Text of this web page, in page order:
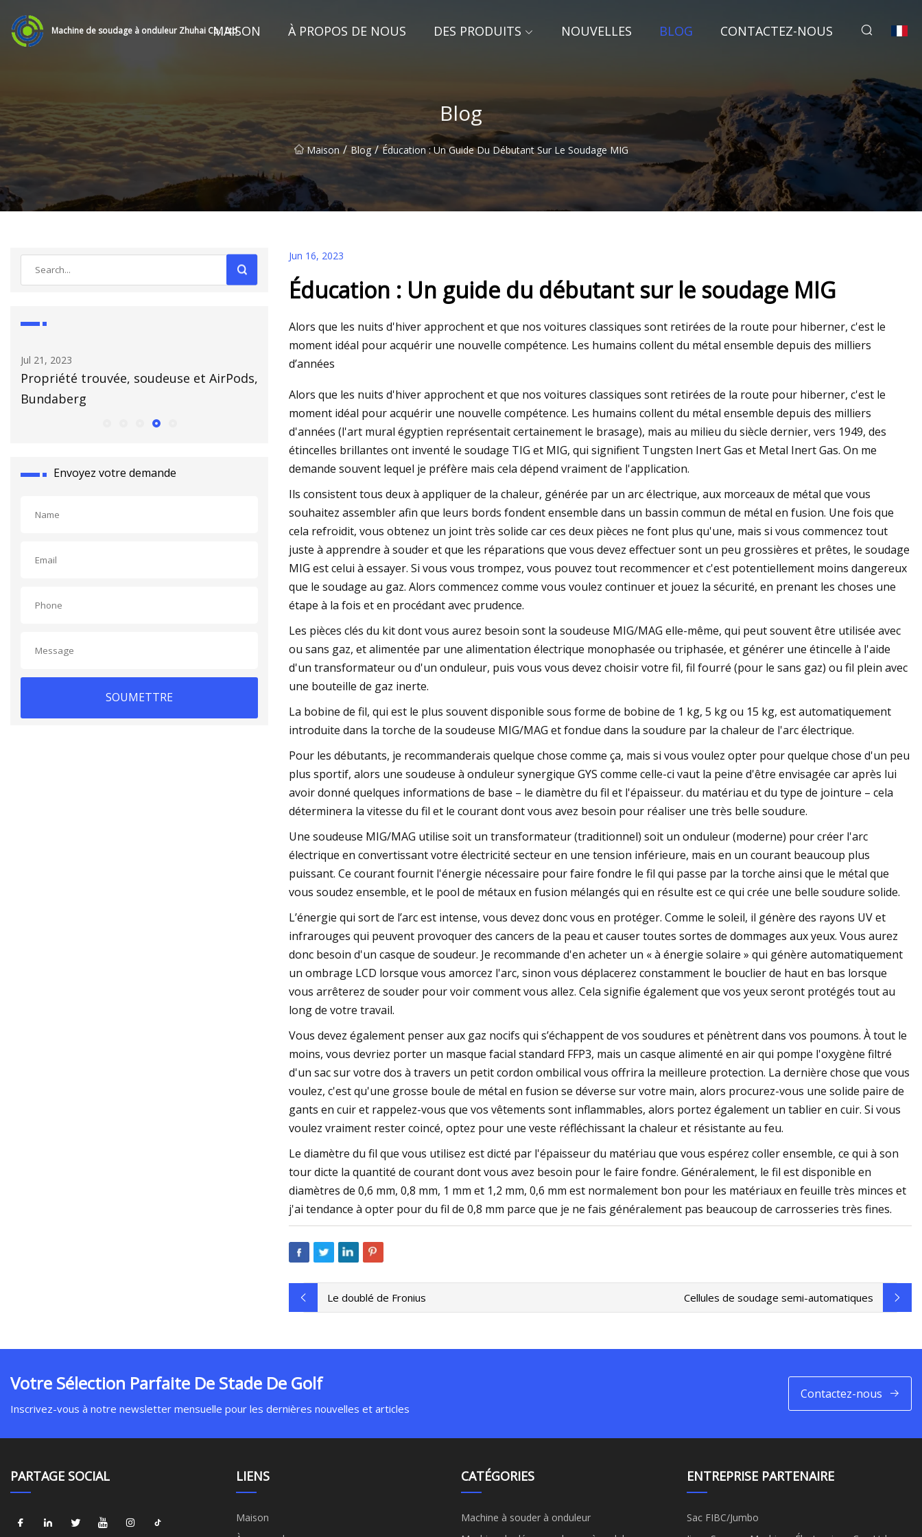
Machine de soudage à onduleur Zhuhai Co., LtdMAISON À PROPOS DE NOUS DES PRODUITS NOUVELLES BLOG CONTACTEZ-NOUS
Blog
Maison / Blog / Éducation : Un Guide Du Débutant Sur Le Soudage MIG
Jul 21, 2023
Propriété trouvée, soudeuse et AirPods,
Bundaberg
Aug 23, 2023
trois domaines peut aider
des pièces en aluminium
Envoyez votre demande
SOUMETTRE
Jun 16, 2023
Éducation : Un guide du débutant sur le soudage MIG
Alors que les nuits d'hiver approchent et que nos voitures classiques sont retirées de la route pour hiberner, c'est le
moment idéal pour acquérir une nouvelle compétence. Les humains collent du métal ensemble depuis des milliers
d’années
Alors que les nuits d'hiver approchent et que nos voitures classiques sont retirées de la route pour hiberner, c'est le
moment idéal pour acquérir une nouvelle compétence. Les humains collent du métal ensemble depuis des milliers
d'années (l'art mural égyptien représentait certainement le brasage), mais au milieu du siècle dernier, vers 1949, des
étincelles brillantes ont inventé le soudage TIG et MIG, qui signifient Tungsten Inert Gas et Metal Inert Gas. On me
demande souvent lequel je préfère mais cela dépend vraiment de l'application.
Ils consistent tous deux à appliquer de la chaleur, générée par un arc électrique, aux morceaux de métal que vous
souhaitez assembler afin que leurs bords fondent ensemble dans un bassin commun de métal en fusion. Une fois que
cela refroidit, vous obtenez un joint très solide car ces deux pièces ne font plus qu'une, mais si vous commencez tout
juste à apprendre à souder et que les réparations que vous devez effectuer sont un peu grossières et prêtes, le soudage
MIG est celui à essayer. Si vous vous trompez, vous pouvez tout recommencer et c'est potentiellement moins dangereux
que le soudage au gaz. Alors commencez comme vous voulez continuer et jouez la sécurité, en prenant les choses une
étape à la fois et en procédant avec prudence.
Les pièces clés du kit dont vous aurez besoin sont la soudeuse MIG/MAG elle-même, qui peut souvent être utilisée avec
ou sans gaz, et alimentée par une alimentation électrique monophasée ou triphasée, et générer une étincelle à l'aide
d'un transformateur ou d'un onduleur, puis vous vous devez choisir votre fil, fil fourré (pour le sans gaz) ou fil plein avec
une bouteille de gaz inerte.
La bobine de fil, qui est le plus souvent disponible sous forme de bobine de 1 kg, 5 kg ou 15 kg, est automatiquement
introduite dans la torche de la soudeuse MIG/MAG et fondue dans la soudure par la chaleur de l'arc électrique.
Pour les débutants, je recommanderais quelque chose comme ça, mais si vous voulez opter pour quelque chose d'un peu
plus sportif, alors une soudeuse à onduleur synergique GYS comme celle-ci vaut la peine d'être envisagée car après lui
avoir donné quelques informations de base – le diamètre du fil et l'épaisseur. du matériau et du type de jointure – cela
déterminera la vitesse du fil et le courant dont vous avez besoin pour réaliser une très belle soudure.
Une soudeuse MIG/MAG utilise soit un transformateur (traditionnel) soit un onduleur (moderne) pour créer l'arc
électrique en convertissant votre électricité secteur en une tension inférieure, mais en un courant beaucoup plus
puissant. Ce courant fournit l'énergie nécessaire pour faire fondre le fil qui passe par la torche ainsi que le métal que
vous soudez ensemble, et le pool de métaux en fusion mélangés qui en résulte est ce qui crée une belle soudure solide.
L’énergie qui sort de l’arc est intense, vous devez donc vous en protéger. Comme le soleil, il génère des rayons UV et
infrarouges qui peuvent provoquer des cancers de la peau et causer toutes sortes de dommages aux yeux. Vous aurez
donc besoin d'un casque de soudeur. Je recommande d'en acheter un « à énergie solaire » qui génère automatiquement
un ombrage LCD lorsque vous amorcez l'arc, sinon vous déplacerez constamment le bouclier de haut en bas lorsque
vous arrêterez de souder pour voir comment vous allez. Cela signifie également que vos yeux seront protégés tout au
long de votre travail.
Vous devez également penser aux gaz nocifs qui s’échappent de vos soudures et pénètrent dans vos poumons. À tout le
moins, vous devriez porter un masque facial standard FFP3, mais un casque alimenté en air qui pompe l'oxygène filtré
d'un sac sur votre dos à travers un petit cordon ombilical vous offrira la meilleure protection. La dernière chose que vous
voulez, c'est qu'une grosse boule de métal en fusion se déverse sur votre main, alors procurez-vous une solide paire de
gants en cuir et rappelez-vous que vos vêtements sont inflammables, alors portez également un tablier en cuir. Si vous
voulez vraiment rester coincé, optez pour une veste réfléchissant la chaleur et résistante au feu.
Le diamètre du fil que vous utilisez est dicté par l'épaisseur du matériau que vous espérez coller ensemble, ce qui à son
tour dicte la quantité de courant dont vous avez besoin pour le faire fondre. Généralement, le fil est disponible en
diamètres de 0,6 mm, 0,8 mm, 1 mm et 1,2 mm, 0,6 mm est normalement bon pour les matériaux en feuille très minces et
j'ai tendance à opter pour du fil de 0,8 mm parce que je ne fais généralement pas beaucoup de carrosseries très fines.
Le doublé de Fronius Cellules de soudage semi-automatiques
Votre Sélection Parfaite De Stade De Golf
Inscrivez-vous à notre newsletter mensuelle pour les dernières nouvelles et articles
Contactez-nous
PARTAGE SOCIAL LIENS
Maison
CATÉGORIES
Machine à souder à onduleur
ENTREPRISE PARTENAIRE
Sac FIBC/Jumbo